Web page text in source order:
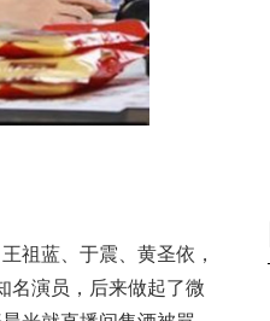
王祖蓝、于震、黄圣依，
名演员，后来做起了微